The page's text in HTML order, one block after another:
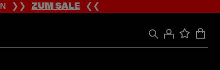
❯❯ZUM SALE❮❮